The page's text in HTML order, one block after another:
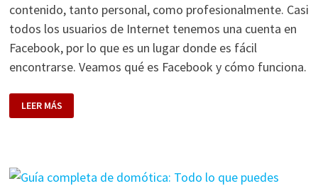
contenido, tanto personal, como profesionalmente. Casi
todos los usuarios de Internet tenemos una cuenta en
Facebook, por lo que es un lugar donde es fácil
encontrarse. Veamos qué es Facebook y cómo funciona.
QUÉ
ES
FACEBOOK
LEER MÁS